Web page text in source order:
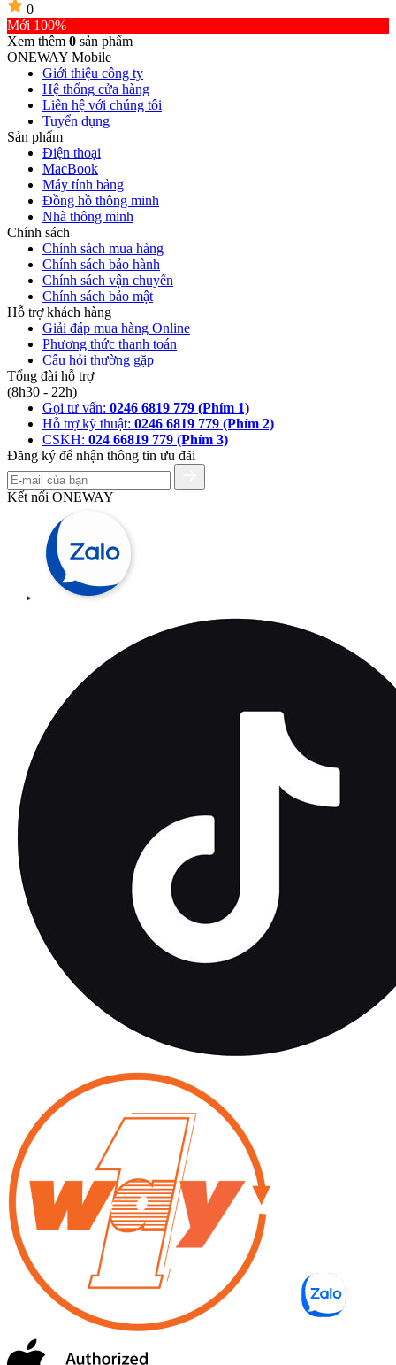
0
Mới 100%
Xem thêm 0 sản phẩm
ONEWAY Mobile
Giới thiệu công ty
Hệ thống cửa hàng
Liên hệ với chúng tôi
Tuyển dụng
Sản phẩm
Điện thoại
MacBook
Máy tính bảng
Đồng hồ thông minh
Nhà thông minh
Chính sách
Chính sách mua hàng
Chính sách bảo hành
Chính sách vận chuyển
Chính sách bảo mật
Hỗ trợ khách hàng
Giải đáp mua hàng Online
Phương thức thanh toán
Câu hỏi thường gặp
Tổng đài hỗ trợ
(8h30 - 22h)
Gọi tư vấn: 0246 6819 779 (Phím 1)
Hỗ trợ kỹ thuật: 0246 6819 779 (Phím 2)
CSKH: 024 66819 779 (Phím 3)
Đăng ký để nhận thông tin ưu đãi
Kết nối ONEWAY